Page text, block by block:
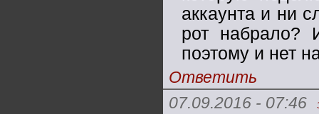
аккаунта и ни
рот набрало?
поэтому и нет
Ответить
07.09.2016 - 07:46